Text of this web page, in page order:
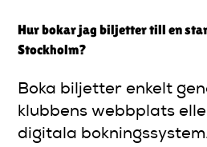
Hur bokar jag biljetter till en
Stockholm?
Boka biljetter enkelt
klubbens webbplats
digitala